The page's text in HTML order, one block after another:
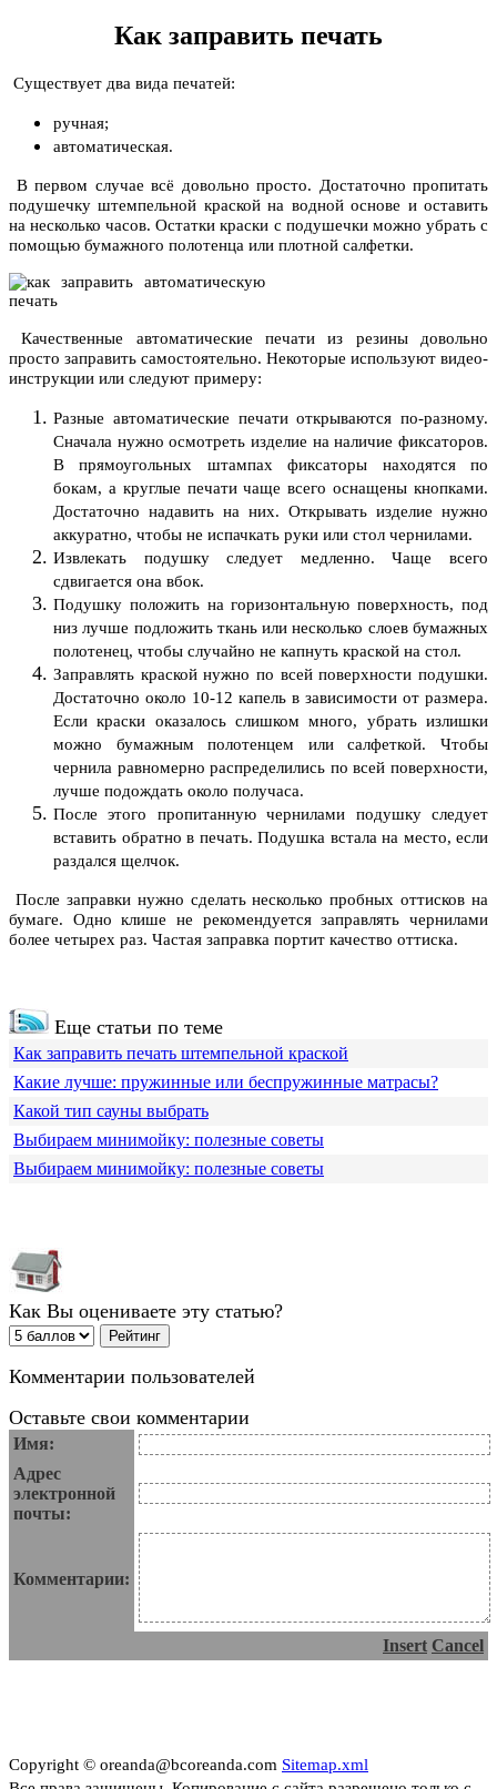
Как заправить печать
Существует два вида печатей:
ручная;
автоматическая.
В первом случае всё довольно просто. Достаточно пропитать
подушечку штемпельной краской на водной основе и оставить
на несколько часов. Остатки краски с подушечки можно убрать с
помощью бумажного полотенца или плотной салфетки.
Качественные автоматические печати из резины довольно
просто заправить самостоятельно. Некоторые используют видео-
инструкции или следуют примеру:
Разные автоматические печати открываются по-разному.
Сначала нужно осмотреть изделие на наличие фиксаторов.
В прямоугольных штампах фиксаторы находятся по
бокам, а круглые печати чаще всего оснащены кнопками.
Достаточно надавить на них. Открывать изделие нужно
аккуратно, чтобы не испачкать руки или стол чернилами.
Извлекать подушку следует медленно. Чаще всего
сдвигается она вбок.
Подушку положить на горизонтальную поверхность, под
низ лучше подложить ткань или несколько слоев бумажных
полотенец, чтобы случайно не капнуть краской на стол.
Заправлять краской нужно по всей поверхности подушки.
Достаточно около 10-12 капель в зависимости от размера.
Если краски оказалось слишком много, убрать излишки
можно бумажным полотенцем или салфеткой. Чтобы
чернила равномерно распределились по всей поверхности,
лучше подождать около получаса.
После этого пропитанную чернилами подушку следует
вставить обратно в печать. Подушка встала на место, если
раздался щелчок.
После заправки нужно сделать несколько пробных оттисков на
бумаге. Одно клише не рекомендуется заправлять чернилами
более четырех раз. Частая заправка портит качество оттиска.
Еще статьи по теме
Как заправить печать штемпельной краской
Какие лучше: пружинные или беспружинные матрасы?
Какой тип сауны выбрать
Выбираем минимойку: полезные советы
Выбираем минимойку: полезные советы
Как Вы оцениваете эту статью?
Комментарии пользователей
Оставьте свои комментарии
Имя:
Адрес
электронной
почты:
Комментарии:
Insert Cancel
Copyright © oreanda@bcoreanda.com Sitemap.xml